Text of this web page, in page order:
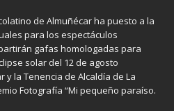
de Almuñécar ha puesto a la
para los espectáculos
gafas homologadas para
solar del 12 de agosto
y la Tenencia de Alcaldía de La
Fotografía “Mi pequeño paraíso.